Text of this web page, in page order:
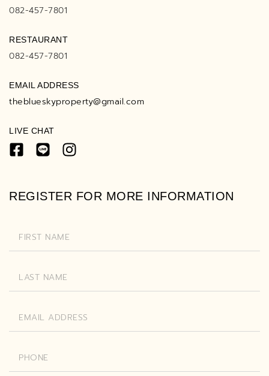
082-457-7801
RESTAURANT
082-457-7801
EMAIL ADDRESS
theblueskyproperty@gmail.com
LIVE CHAT
REGISTER FOR MORE INFORMATION